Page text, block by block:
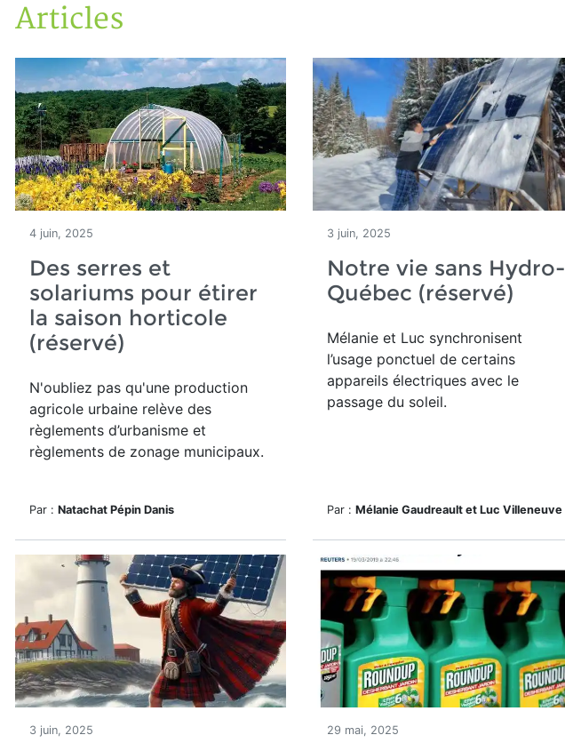
Accueil
Articles
Articles
4 juin, 2025
Des serres et
solariums pour étirer
la saison horticole
(réservé)
N'oubliez pas qu'une production
agricole urbaine relève des
règlements d’urbanisme et
règlements de zonage municipaux.
Par : Natachat Pépin Danis
3 juin, 2025
Notre vie sans Hydro-
Québec (réservé)
Mélanie et Luc synchronisent
l’usage ponctuel de certains
appareils électriques avec le
passage du soleil.
Par : Mélanie Gaudreault et Luc Villeneuve
3 juin, 2025 29 mai, 2025